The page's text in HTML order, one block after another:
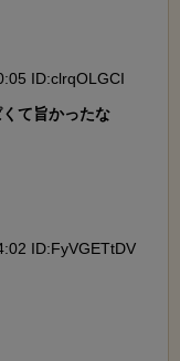
ID:clrqOLGCI
て旨かったな
ID:FyVGETtDV